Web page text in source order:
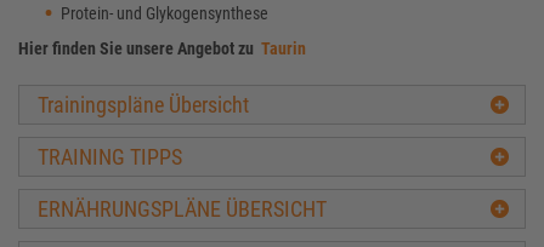
Protein- und Glykogensynthese
Hier finden Sie unsere Angebot zu Taurin
Trainingspläne Übersicht
TRAINING TIPPS
ERNÄHRUNGSPLÄNE ÜBERSICHT